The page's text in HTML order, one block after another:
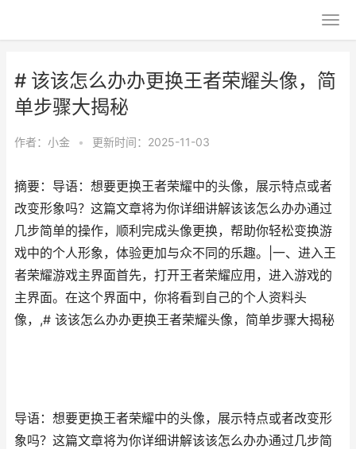
# 该该怎么办办更换王者荣耀头像，简
单步骤大揭秘
作者： 小金 • 更新时间：2025-11-03
摘要：导语：想要更换王者荣耀中的头像，展示特点或者
改变形象吗？这篇文章将为你详细讲解该该怎么办办通过
几步简单的操作，顺利完成头像更换，帮助你轻松变换游
戏中的个人形象，体验更加与众不同的乐趣。|一、进入王
者荣耀游戏主界面首先，打开王者荣耀应用，进入游戏的
主界面。在这个界面中，你将看到自己的个人资料头
像，,# 该该怎么办办更换王者荣耀头像，简单步骤大揭秘
导语：想要更换王者荣耀中的头像，展示特点或者改变形
象吗？这篇文章将为你详细讲解该该怎么办办通过几步简